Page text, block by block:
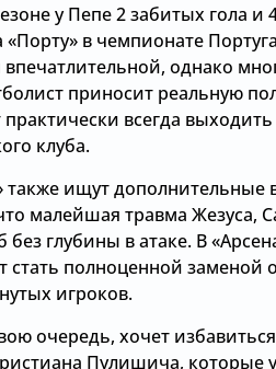
у Пепе 2 забитых гола и
«Порту» в чемпионате
однако
приносит реальную
всегда выходить
клуба.
ищут дополнительные
малейшая травма Жезуса,
без глубины в атаке. В
стать полноценной заменой
игроков.
очередь, хочет
Пулишича, которые